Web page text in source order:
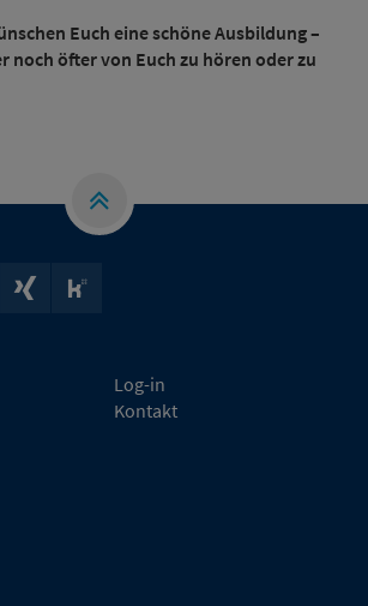
Euch eine schöne Ausbildung –
noch öfter von Euch zu hören oder zu
Log-in
Kontakt